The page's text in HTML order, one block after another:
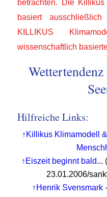
betrachten. Die
basiert
KILLIKUS
wissenschaftlich
Hilfreiche Links:
↑Killikus Klimamodell
↑Eiszeit beginnt bald...
23.01.2006/
↑Henrik Svensmark